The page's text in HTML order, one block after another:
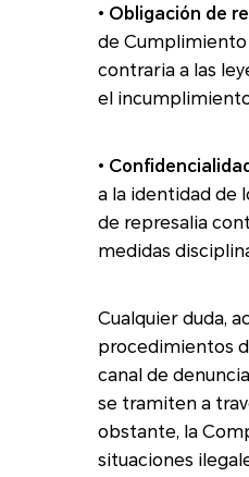
• Obligación de
de Cumplimiento
contraria a las
•
a la identidad de los
de represalia
medidas
Cualquier duda, acto o
procedimientos de
canal de
se tramiten a
obstante, la Compañía se reserva el deber de poner en conocimiento de autoridades, aquellas